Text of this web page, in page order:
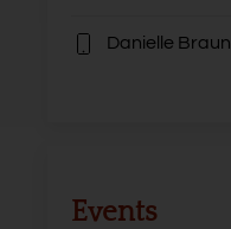
Danielle Braun
Events